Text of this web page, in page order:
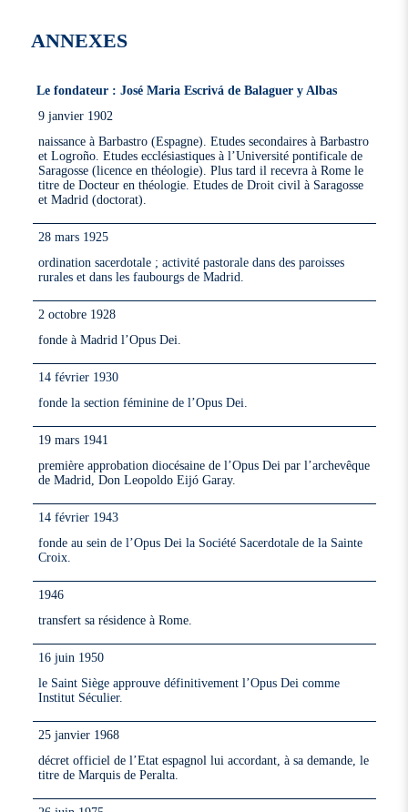
ANNEXES
Le fondateur : José Maria Escrivá de Balaguer y Albas
9 janvier 1902
naissance à Barbastro (Espagne). Etudes secondaires à Barbastro
et Logroño. Etudes ecclésiastiques à l’Université pontificale de
Saragosse (licence en théologie). Plus tard il recevra à Rome le
titre de Docteur en théologie. Etudes de Droit civil à Saragosse
et Madrid (doctorat).
28 mars 1925
ordination sacerdotale ; activité pastorale dans des paroisses
rurales et dans les faubourgs de Madrid.
2 octobre 1928
fonde à Madrid l’Opus Dei.
14 février 1930
fonde la section féminine de l’Opus Dei.
19 mars 1941
première approbation diocésaine de l’Opus Dei par l’archevêque
de Madrid, Don Leopoldo Eijó Garay.
14 février 1943
fonde au sein de l’Opus Dei la Société Sacerdotale de la Sainte
Croix.
1946
transfert sa résidence à Rome.
16 juin 1950
le Saint Siège approuve définitivement l’Opus Dei comme
Institut Séculier.
25 janvier 1968
décret officiel de l’Etat espagnol lui accordant, à sa demande, le
titre de Marquis de Peralta.